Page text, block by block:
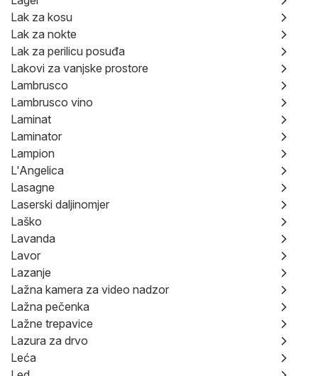
Lak za kosu
Lak za nokte
Lak za perilicu posuđa
Lakovi za vanjske prostore
Lambrusco
Lambrusco vino
Laminat
Laminator
Lampion
L'Angelica
Lasagne
Laserski daljinomjer
Laško
Lavanda
Lavor
Lazanje
Lažna kamera za video nadzor
Lažna pečenka
Lažne trepavice
Lazura za drvo
Leća